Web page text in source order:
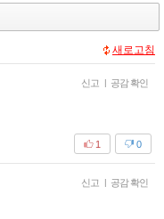
새로고침
신고 | 공감 확인
0
1
신고 | 공감 확인